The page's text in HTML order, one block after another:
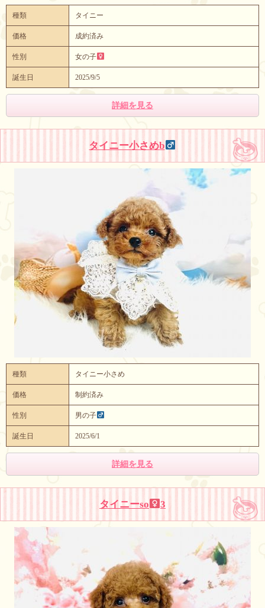
種類 タイニー
価格 成約済み
性別 女の子
誕生日 2025/9/5
詳細を見る
タイニー小さめb
種類 タイニー小さめ
価格 制約済み
性別 男の子
誕生日 2025/6/1
詳細を見る
タイニーso 3